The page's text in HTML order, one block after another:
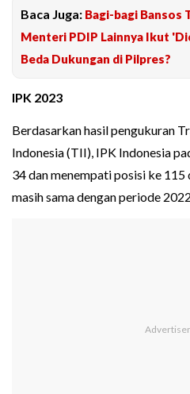
Baca Juga: Bagi-bagi Bansos
Menteri PDIP Lainnya Ikut
Beda Dukungan di Pilpres?
IPK 2023
Berdasarkan hasil pengukuran
Indonesia (TII), IPK Indonesia
34 dan menempati posisi ke
masih sama dengan periode